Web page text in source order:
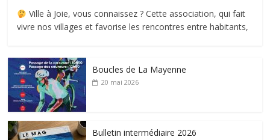
Ville à Joie, vous connaissez ? Cette association, qui fait
vivre nos villages et favorise les rencontres entre habitants,
Boucles de La Mayenne
20 mai 2026
Bulletin intermédiaire 2026